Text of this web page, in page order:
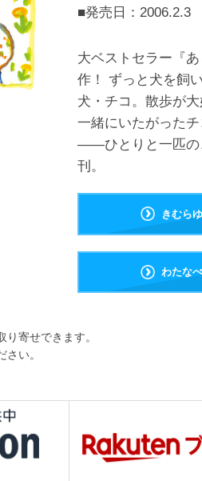
■発売日： 2006.2.3
大ベストセラー『
作！ ずっと犬を飼
犬・チコ。散歩が
一緒にいたがった
――ひとりと一匹の
刊。
きむら
わたな
寄せできます。
い。